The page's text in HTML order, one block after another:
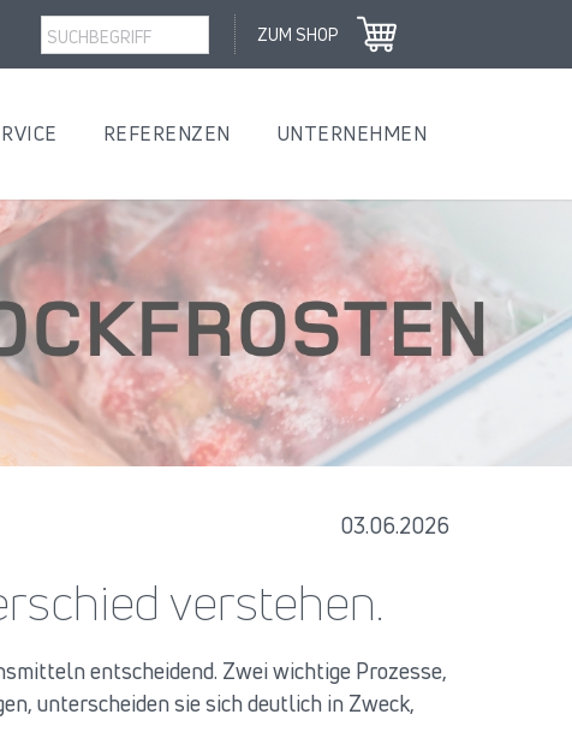
ZUM SHOP
REFERENZEN UNTERNEHMEN
03.06.2026
verstehen.
entscheidend. Zwei wichtige Prozesse,
unterscheiden sie sich deutlich in Zweck,